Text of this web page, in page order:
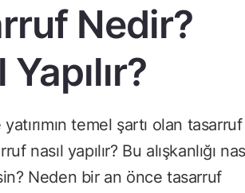
Nedir?
Yapılır?
temel şartı olan tasarruf
nasıl yapılır? Bu alışkanlığı
Neden bir an önce tasarruf